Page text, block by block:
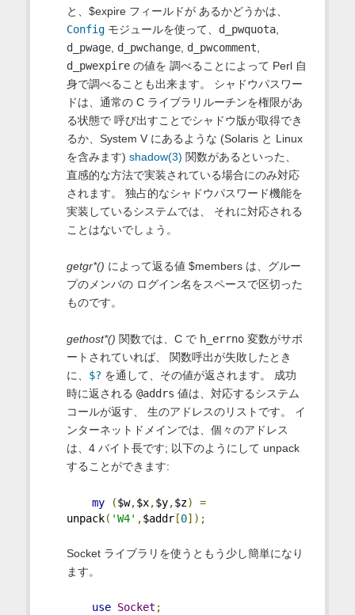
と、$expire フィールドが あるかどうかは、
Configモジュールを使って、 d_pwquota,
d_pwage, d_pwchange, d_pwcomment,
d_pwexpireの値を 調べることによって Perl 自
身で調べることも出来ます。 シャドウパスワー
ドは、通常の C ライブラリルーチンを権限があ
る状態で 呼び出すことでシャドウ版が取得でき
るか、System V にあるような (Solaris と Linux
を含みます) shadow(3) 関数があるといった、
直感的な方法で実装されている場合にのみ対応
されます。 独占的なシャドウパスワード機能を
実装しているシステムでは、 それに対応される
ことはないでしょう。
getgr*() によって返る値 $members は、グルー
プのメンバの ログイン名をスペースで区切った
ものです。
gethost*() 関数では、C で h_errno変数がサポ
ートされていれば、 関数呼出が失敗したとき
に、 $? を通して、その値が返されます。 成功
時に返される @addrs 値は、対応するシステム
コールが返す、 生のアドレスのリストです。 イ
ンターネットドメインでは、個々のアドレス
は、4 バイト長です; 以下のようにして unpack
することができます:
my ($w,$x,$y,$z)
=
unpack( 'W4' ,$addr[0]);
Socket ライブラリを使うともう少し簡単になり
ます。
use Socket ;